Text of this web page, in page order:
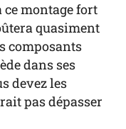
montage fort
quasiment
composants
dans ses
devez les
pas dépasser